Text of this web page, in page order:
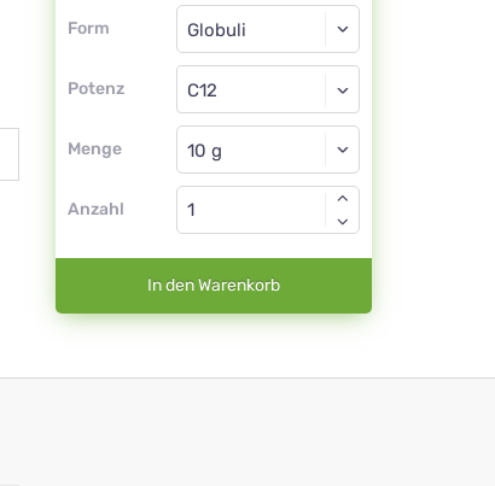
Form
Form
Potenz
Globuli
C12
Menge
Globuli
Anzahl
In den Warenkorb